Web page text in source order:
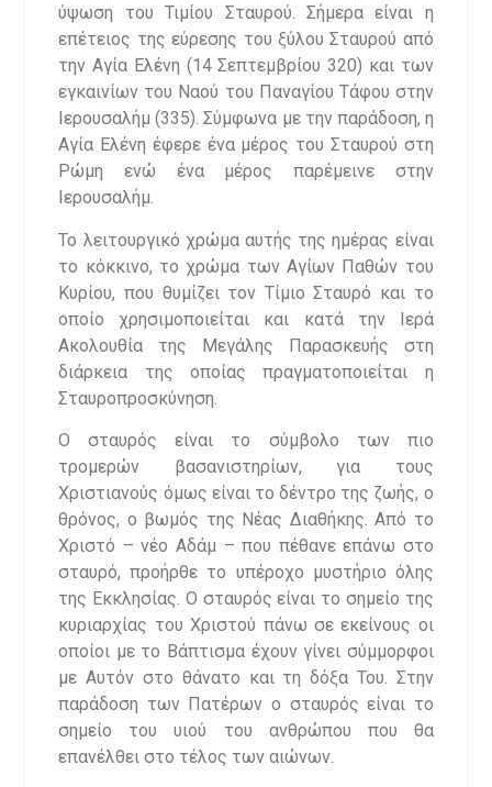
ύψωση του Τιμίου Σταυρού. Σήμερα είναι η
επέτειος της εύρεσης του ξύλου Σταυρού από
την Αγία Ελένη (14 Σεπτεμβρίου 320) και των
εγκαινίων του Ναού του Παναγίου Τάφου στην
Ιερουσαλήμ (335). Σύμφωνα με την παράδοση, η
Αγία Ελένη έφερε ένα μέρος του Σταυρού στη
Ρώμη ενώ ένα μέρος παρέμεινε στην
Ιερουσαλήμ.
Το λειτουργικό χρώμα αυτής της ημέρας είναι
το κόκκινο, το χρώμα των Αγίων Παθών του
Κυρίου, που θυμίζει τον Τίμιο Σταυρό και το
οποίο χρησιμοποιείται και κατά την Ιερά
Ακολουθία της Μεγάλης Παρασκευής στη
διάρκεια της οποίας πραγματοποιείται η
Σταυροπροσκύνηση.
Ο σταυρός είναι το σύμβολο των πιο
τρομερών βασανιστηρίων, για τους
Χριστιανούς όμως είναι το δέντρο της ζωής, ο
θρόνος, ο βωμός της Νέας Διαθήκης. Από το
Χριστό – νέο Αδάμ – που πέθανε επάνω στο
σταυρό, προήρθε το υπέροχο μυστήριο όλης
της Εκκλησίας. Ο σταυρός είναι το σημείο της
κυριαρχίας του Χριστού πάνω σε εκείνους οι
οποίοι με το Βάπτισμα έχουν γίνει σύμμορφοι
με Αυτόν στο θάνατο και τη δόξα Του. Στην
παράδοση των Πατέρων ο σταυρός είναι το
σημείο του υιού του ανθρώπου που θα
επανέλθει στο τέλος των αιώνων.